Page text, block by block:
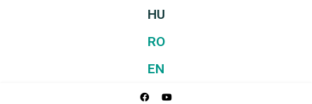
HU
RO
EN